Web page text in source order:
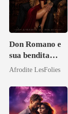
Don Romano e
sua bendita
ruína
Afrodite LesFolies